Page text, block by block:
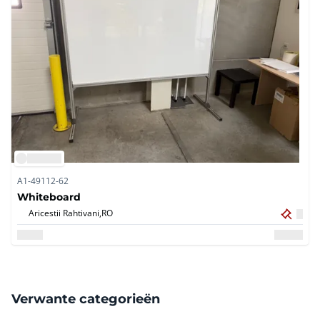
A1-49112-62
Whiteboard
Aricestii Rahtivani,RO
Verwante categorieën